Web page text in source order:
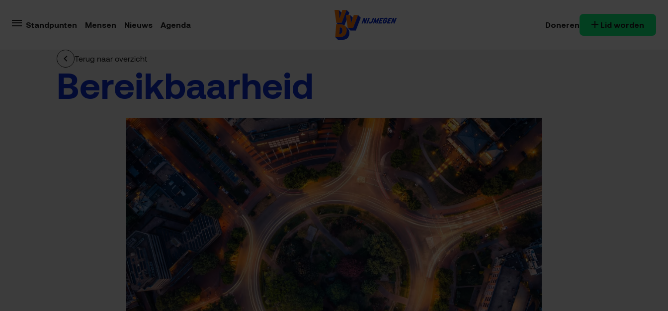
Standpunten Mensen Nieuws Agenda Doneren Lid worden
Terug naar overzicht
Bereikbaarheid